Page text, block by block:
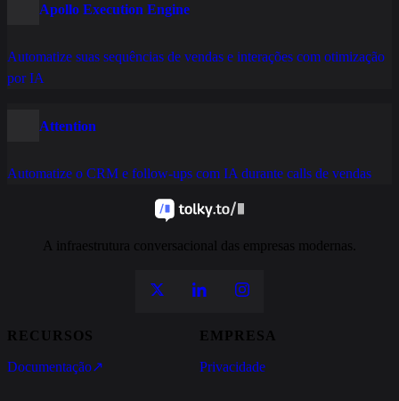
Apollo Execution Engine
Automatize suas sequências de vendas e interações com otimização
por IA
Attention
Automatize o CRM e follow-ups com IA durante calls de vendas
A infraestrutura conversacional das empresas modernas.
RECURSOS
Documentação↗
EMPRESA
Privacidade